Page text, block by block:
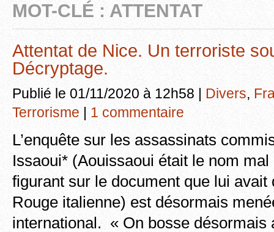
MOT-CLÉ : ATTENTAT
Attentat de Nice. Un terroriste
Décryptage.
Publié le 01/11/2020 à 12h58 | Divers,
Terrorisme | 1 commentaire
L’enquête sur les assassinats
Issaoui* (Aouissaoui était le nom
figurant sur le document que lui
Rouge italienne) est désormais
international. « On bosse désormais